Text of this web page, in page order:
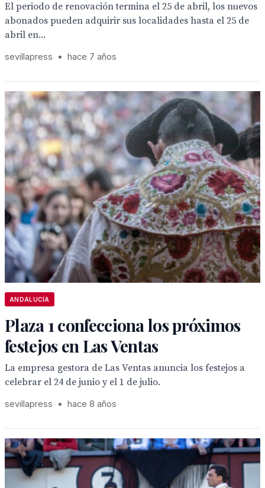
El periodo de renovación termina el 25 de abril, los nuevos
abonados pueden adquirir sus localidades hasta el 25 de
abril en...
sevillapress • hace 7 años
ANDALUCÍA
Plaza 1 confecciona los próximos
festejos en Las Ventas
La empresa gestora de Las Ventas anuncia los festejos a
celebrar el 24 de junio y el 1 de julio.
sevillapress • hace 8 años